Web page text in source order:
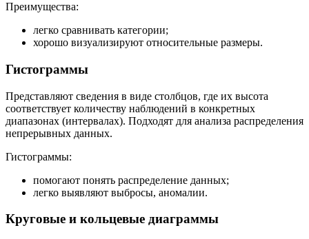
Преимущества:
легко сравнивать категории;
хорошо визуализируют относительные размеры.
Гистограммы
Представляют сведения в виде столбцов, где их высота
соответствует количеству наблюдений в конкретных
диапазонах (интервалах). Подходят для анализа распределения
непрерывных данных.
Гистограммы:
помогают понять распределение данных;
легко выявляют выбросы, аномалии.
Круговые и кольцевые диаграммы